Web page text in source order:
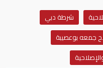
شرطة دبي
جمعه بوعصيبة